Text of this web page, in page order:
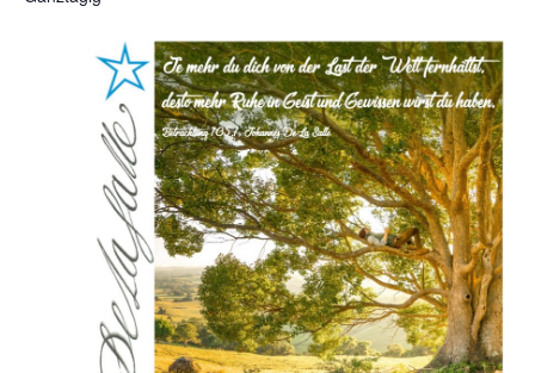
und